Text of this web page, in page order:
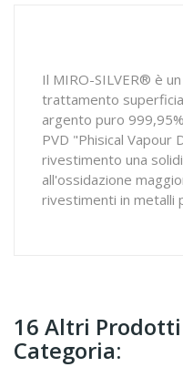
Il MIRO-SILVER® è
trattamento
argento puro
PVD "Phisical Vapour
rivestimento una
all'ossidazione
rivestimenti in metalli
16 Altri
Categoria: